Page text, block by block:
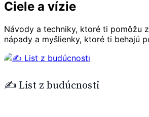
Ciele a vízie
Návody a techniky, ktoré ti pomôžu
nápady a myšlienky, ktoré ti behajú
✍️ List z budúcnosti